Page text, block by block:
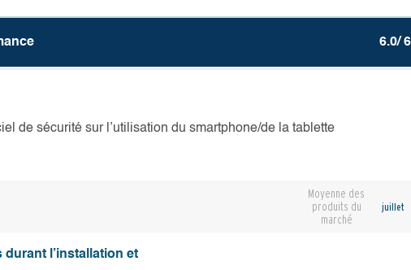
6.0/
de sécurité sur l’utilisation du smartphone/de la tablette
Moyenne des
produits du
marché
juillet
durant l’installation et